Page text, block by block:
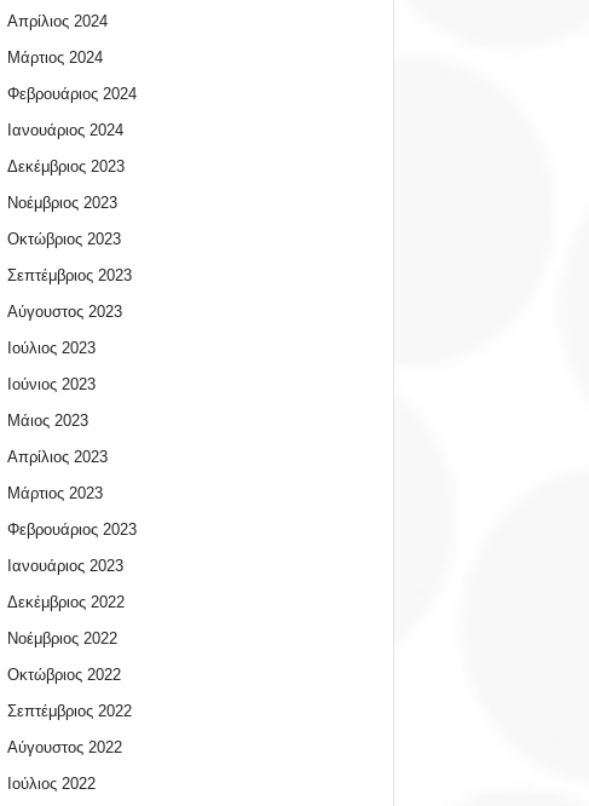
Απρίλιος 2024
Μάρτιος 2024
Φεβρουάριος 2024
Ιανουάριος 2024
Δεκέμβριος 2023
Νοέμβριος 2023
Οκτώβριος 2023
Σεπτέμβριος 2023
Αύγουστος 2023
Ιούλιος 2023
Ιούνιος 2023
Μάιος 2023
Απρίλιος 2023
Μάρτιος 2023
Φεβρουάριος 2023
Ιανουάριος 2023
Δεκέμβριος 2022
Νοέμβριος 2022
Οκτώβριος 2022
Σεπτέμβριος 2022
Αύγουστος 2022
Ιούλιος 2022